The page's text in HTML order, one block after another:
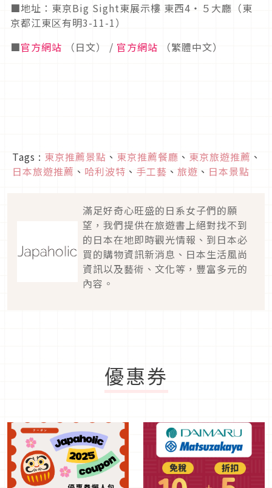
■地址：東京Big Sight東展示樓 東西4 ・５大廳（東
京都江東区有明3-11-1）
■官方網站 （日文） / 官方網站 （繁體中文）
Tags : 東京推薦景點 、 東京推薦餐廳 、 東京旅遊推薦 、
日本旅遊推薦 、 哈利波特 、 手工藝 、 旅遊 、 日本景點
滿足好奇心旺盛的日系女子們的願
望，我們提供在旅遊書上絕對找不到
的日本在地即時觀光情報、到日本必
買的購物資訊新消息、日本生活風尚
資訊以及藝術、文化等，豐富多元的
內容。
優惠券